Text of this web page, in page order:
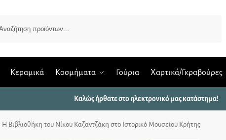
Κεραμικά Κοσμήματα Γούρια Χαρτικά/Γκραβούρες
Καλώς ήρθατε στο ηλεκτρονικό μας κατάστημα!
Η Βιβλιοθήκη του Νίκου Καζαντζάκη στο Ιστορικό Μουσείου Κρήτης